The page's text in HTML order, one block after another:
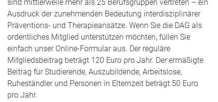
sind mittlerweile mehr als 25 Berufsgruppen vertreten – ein
Ausdruck der zunehmenden Bedeutung interdisziplinärer
Präventions- und Therapieansätze. Wenn Sie die DAG als
ordentliches Mitglied unterstützen möchten, füllen Sie
einfach unser Online-Formular aus. Der reguläre
Mitgliedsbeitrag beträgt 120 Euro pro Jahr. Der ermäßigte
Beitrag für Studierende, Auszubildende, Arbeitslose,
Ruheständler und Personen in Elternzeit beträgt 50 Euro
pro Jahr.